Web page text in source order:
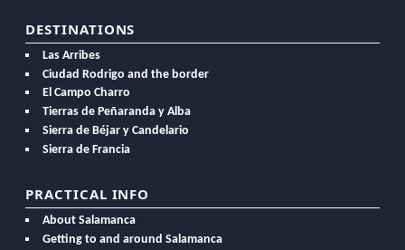
DESTINATIONS
Las Arribes
Ciudad Rodrigo and the border
El Campo Charro
Tierras de Peñaranda y Alba
Sierra de Béjar y Candelario
Sierra de Francia
PRACTICAL INFO
About Salamanca
Getting to and around Salamanca